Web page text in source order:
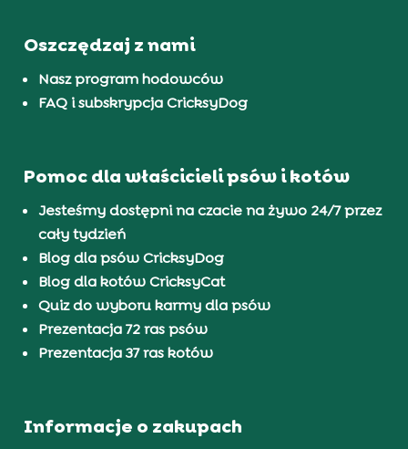
Oszczędzaj z nami
Nasz program hodowców
FAQ i subskrypcja CricksyDog
Pomoc dla właścicieli psów i kotów
Jesteśmy dostępni na czacie na żywo 24/7 przez
cały tydzień
Blog dla psów CricksyDog
Blog dla kotów CricksyCat
Quiz do wyboru karmy dla psów
Prezentacja 72 ras psów
Prezentacja 37 ras kotów
Informacje o zakupach